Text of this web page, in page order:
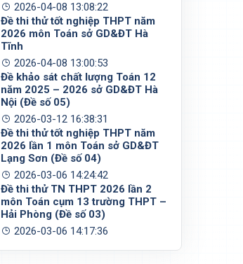
2026-04-08 13:08:22
Đề thi thử tốt nghiệp THPT năm
2026 môn Toán sở GD&ĐT Hà
Tĩnh
2026-04-08 13:00:53
Đề khảo sát chất lượng Toán 12
năm 2025 – 2026 sở GD&ĐT Hà
Nội (Đề số 05)
2026-03-12 16:38:31
Đề thi thử tốt nghiệp THPT năm
2026 lần 1 môn Toán sở GD&ĐT
Lạng Sơn (Đề số 04)
2026-03-06 14:24:42
Đề thi thử TN THPT 2026 lần 2
môn Toán cụm 13 trường THPT –
Hải Phòng (Đề số 03)
2026-03-06 14:17:36